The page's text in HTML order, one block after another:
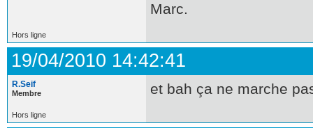
Marc.
Hors ligne
19/04/2010 14:42:41
R.Seif
Membre et bah ça ne marche
Hors ligne